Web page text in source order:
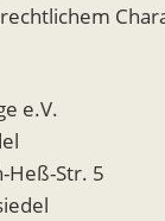
e.V.
Heß-Str. 5